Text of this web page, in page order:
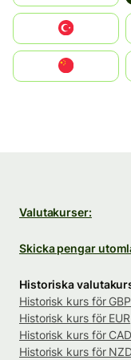
United States
中國香港特別行政區
Valutakurser:
Skicka pengar
Historiska
Historisk kurs för GBP
Historisk kurs för EUR
Historisk kurs för CAD
Historisk kurs för